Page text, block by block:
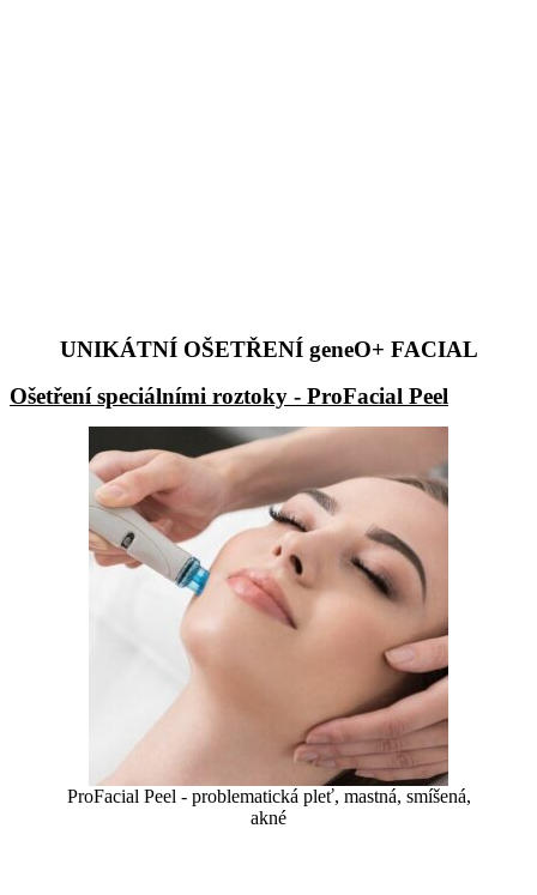
UNIKÁTNÍ OŠETŘENÍ geneO+ FACIAL
Ošetření speciálními roztoky - ProFacial Peel
ProFacial Peel - problematická pleť, mastná, smíšená,
akné